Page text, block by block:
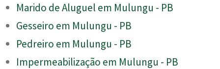
Marido de Aluguel em Mulungu - PB
Gesseiro em Mulungu - PB
Pedreiro em Mulungu - PB
Impermeabilização em Mulungu - PB